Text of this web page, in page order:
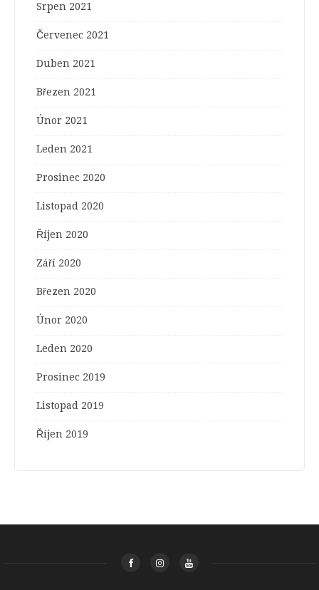
Srpen 2021
Červenec 2021
Duben 2021
Březen 2021
Únor 2021
Leden 2021
Prosinec 2020
Listopad 2020
Říjen 2020
Září 2020
Březen 2020
Únor 2020
Leden 2020
Prosinec 2019
Listopad 2019
Říjen 2019